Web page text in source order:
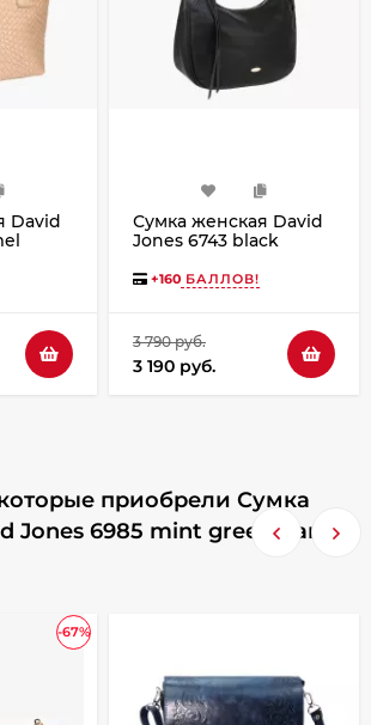
David
Сумка женская David
Jones 6743 black
+160 БАЛЛОВ!
3 790 руб.
3 190 руб.
приобрели Сумка
Jones 6985 mint green, также
-67%